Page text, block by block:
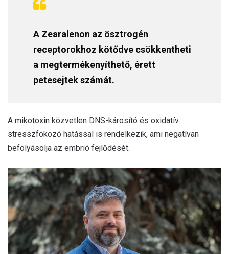
A Zearalenon az ösztrogén
receptorokhoz kötődve csökkentheti
a megtermékenyíthető, érett
petesejtek számát.
A mikotoxin közvetlen DNS-károsító és oxidatív
stresszfokozó hatással is rendelkezik, ami negatívan
befolyásolja az embrió fejlődését.